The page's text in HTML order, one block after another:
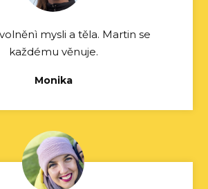
mysli a těla. Martin se
každému věnuje.
Monika